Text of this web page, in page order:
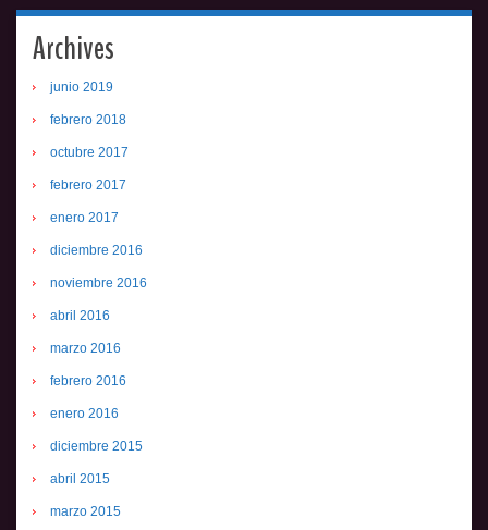
Archives
junio 2019
febrero 2018
octubre 2017
febrero 2017
enero 2017
diciembre 2016
noviembre 2016
abril 2016
marzo 2016
febrero 2016
enero 2016
diciembre 2015
abril 2015
marzo 2015